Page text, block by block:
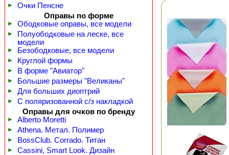
►
Очки Пенсне
Оправы по форме
► Ободковые оправы, все модели
►
Полуободковые на леске, все
модели
► Безободковые, все модели
► Круглой формы
► В форме "Авиатор"
► Большие размеры "Великаны"
► Для больших диоптрий
►
С поляризованной с/з накладкой
Оправы для очков по бренду
► Alberto Moretti
► Athena. Метал. Полимер
► BossClub. Corrado. Титан
► Cassini, Smart Look. Дизайн